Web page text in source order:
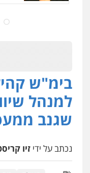
עו"ד
פלילי
משפט
בימ"ש
למנהל
שגנב
נכתב על ידי זיו